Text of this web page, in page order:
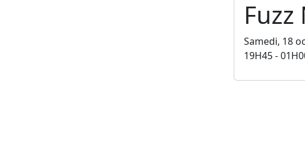
Samedi, 18
19H45 -